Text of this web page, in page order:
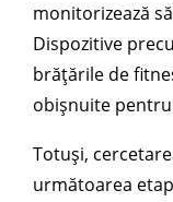
monitorizează
Dispozitive
brățările de
obișnuite
Totuși,
următoarea